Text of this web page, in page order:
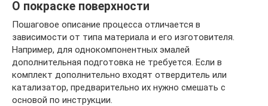
О покраске поверхности
Пошаговое описание процесса отличается в
зависимости от типа материала и его изготовителя.
Например, для однокомпонентных эмалей
дополнительная подготовка не требуется. Если в
комплект дополнительно входят отвердитель или
катализатор, предварительно их нужно смешать с
основой по инструкции.